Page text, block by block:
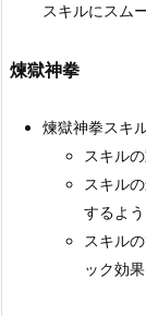
スキルにスム
煉獄神拳
煉獄神拳スキ
スキル
スキル
するよ
スキル
ック効